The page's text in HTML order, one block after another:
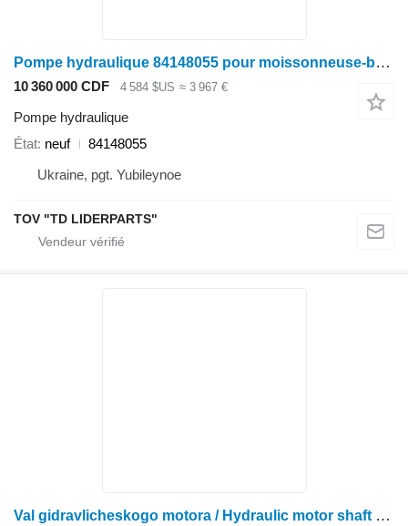
Pompe hydraulique 84148055 pour moissonneuse-batteuse Case IH 5130,6130,7130
10 360 000 CDF 4 584 $US ≈ 3 967 €
Pompe hydraulique
État neuf
84148055
Ukraine, pgt. Yubileynoe
TOV "TD LIDERPARTS"
Val gidravlicheskogo motora / Hydraulic motor shaft Val gidravlicheskogo motora / Hydraulic motor shaft 84806882 pour moissonneuse-batteuse Case IH